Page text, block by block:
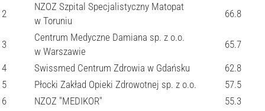
2
NZOZ Szpital Specjalistyczny Matopat
w Toruniu
66.8
3
Centrum Medyczne Damiana sp. z o.o.
w Warszawie
65.7
4
Swissmed Centrum Zdrowia w Gdańsku
62.8
5
Płocki Zakład Opieki Zdrowotnej sp. z o.o.
57.5
6
NZOZ "MEDIKOR"
55.3